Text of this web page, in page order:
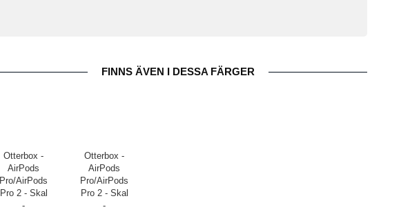
FINNS ÄVEN I DESSA FÄRGER
Otterbox -
AirPods
Pro/AirPods
Pro 2 - Skal
-
Otterbox -
AirPods
Pro/AirPods
Pro 2 - Skal
-